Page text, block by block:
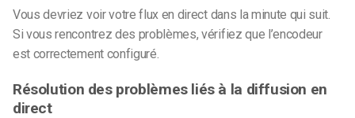
Vous devriez voir votre flux en direct dans la minute qui suit.
Si vous rencontrez des problèmes, vérifiez que l’encodeur
est correctement configuré.
Résolution des problèmes liés à la diffusion en
direct